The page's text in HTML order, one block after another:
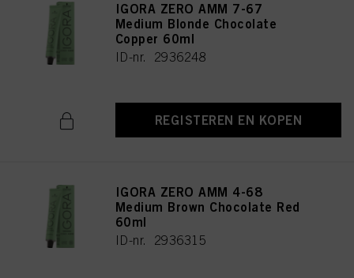
IGORA ZERO AMM 7-67
Medium Blonde Chocolate
Copper 60ml
ID-nr. 2936248
REGISTEREN EN KOPEN
IGORA ZERO AMM 4-68
Medium Brown Chocolate Red
60ml
ID-nr. 2936315